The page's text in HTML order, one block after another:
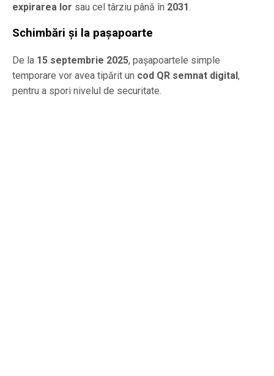
expirarea lor sau cel târziu până în 2031.
Schimbări și la pașapoarte
De la 15 septembrie 2025, pașapoartele simple
temporare vor avea tipărit un cod QR semnat digital,
pentru a spori nivelul de securitate.